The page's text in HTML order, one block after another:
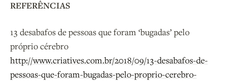
REFERÊNCIAS
13 desabafos de pessoas que foram ‘bugadas’ pelo
próprio cérebro
http://www.criatives.com.br/2018/09/13-desabafos-de-
pessoas-que-foram-bugadas-pelo-proprio-cerebro-